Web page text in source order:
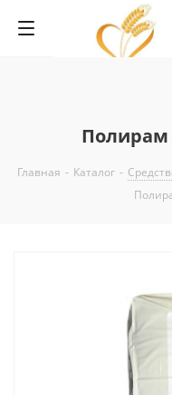
Полирам
Главная - Каталог -